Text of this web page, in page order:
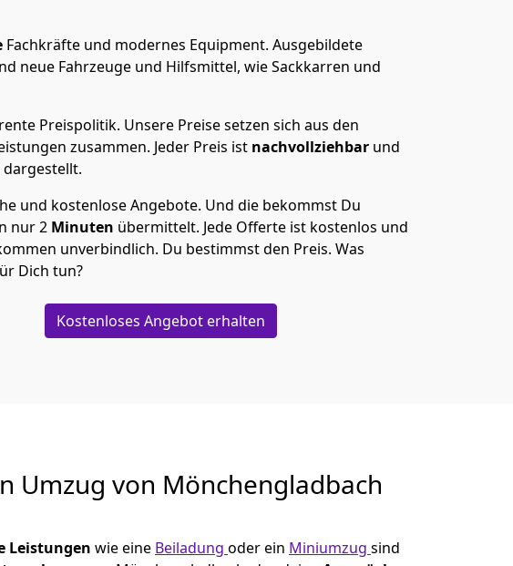
Fachkräfte und modernes Equipment. Ausgebildete
neue Fahrzeuge und Hilfsmittel, wie Sackkarren und
Preispolitik. Unsere Preise setzen sich aus den
zusammen. Jeder Preis ist nachvollziehbar und
dargestellt.
und kostenlose Angebote. Und die bekommst Du
nur2 Minuten übermittelt. Jede Offerte ist kostenlos und
unverbindlich. Du bestimmst den Preis. Was
Dich tun?
Kostenloses Angebot erhalten
Umzug von Mönchen­gladbach
Leistungen wie eine Beiladung oder ein Miniumzug sind